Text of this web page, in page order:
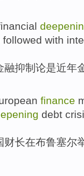
followed with
融抑制论是近年
finance
debt
财长在布鲁塞尔